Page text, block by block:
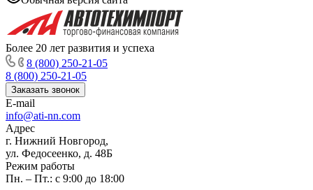
Более 20 лет развития и успеха
8 (800) 250-21-05
8 (800) 250-21-05
Заказать звонок
E-mail
info@ati-nn.com
Адрес
г. Нижний Новгород,
ул. Федосеенко, д. 48Б
Режим работы
Пн. – Пт.: с 9:00 до 18:00